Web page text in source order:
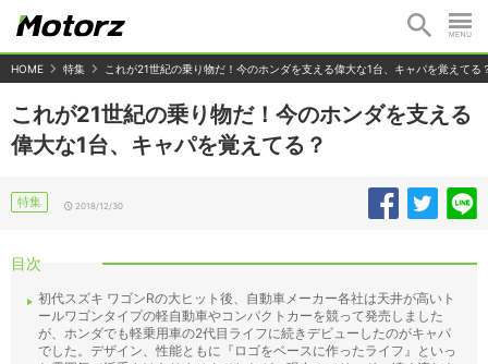
HOME 特集 これが21世紀の乗り物だ！今のホンダを支える偉大な1台、キャパを覚えてる
これが21世紀の乗り物だ！今のホンダを支える
偉大な1台、キャパを覚えてる？
特集 2018/12/30
目次
初代スズキ ワゴンRの大ヒット後、自動車メーカー各社は天井が高いト
ールワゴンタイプの軽自動車やコンパクトカーを競って発売しました
が、ホンダでも軽乗用車の2代目ライフに続きデビューしたのがキャパ
でした。デザイン、性能ともに『ロゴをベースに作ったライフ』といっ